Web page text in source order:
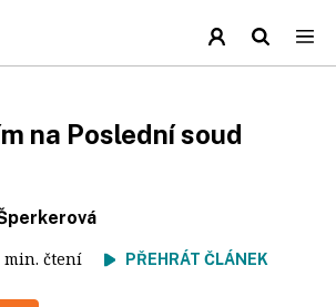
na Poslední soud
min. čtení PŘEHRÁT ČLÁNEK